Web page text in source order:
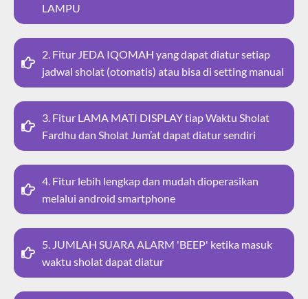
LAMPU
2. Fitur JEDA IQOMAH yang dapat diatur setiap
jadwal sholat (otomatis) atau bisa di setting manual
3. Fitur LAMA MATI DISPLAY tiap Waktu Sholat
Fardhu dan Sholat Jum’at dapat diatur sendiri
4. Fitur lebih lengkap dan mudah dioperasikan
melalui android smartphone
5. JUMLAH SUARA ALARM 'BEEP' ketika masuk
waktu sholat dapat diatur